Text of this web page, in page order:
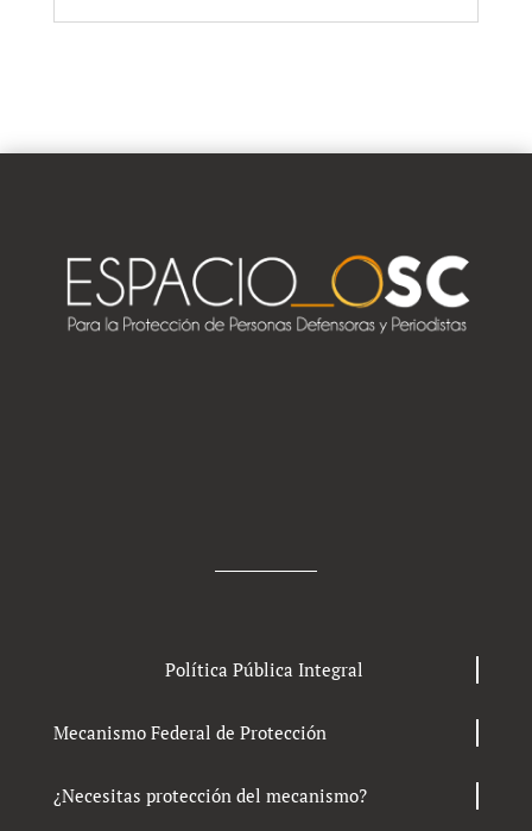
Política Pública Integral
Mecanismo Federal de Protección
¿Necesitas protección del mecanismo?